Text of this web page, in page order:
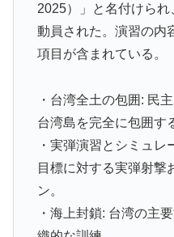
に海外が超感動
▶ 韓国政府、謝罪をすれ
示するも拒否される＝韓
像以上に意見が割れて
▶
AI「物の使い方を真剣
ｗｗｗｗ」
▶
海外「中国が世界資産
の課税で補おうとする」
海外「先進国で日本だ
2025）」と名付けら
動員された。演習の内
項目が含まれている。
・台湾全土の包囲: 民
台湾島を完全に包囲す
・実弾演習とシミュレ
目標に対する実弾射撃
ン。
・海上封鎖: 台湾の主